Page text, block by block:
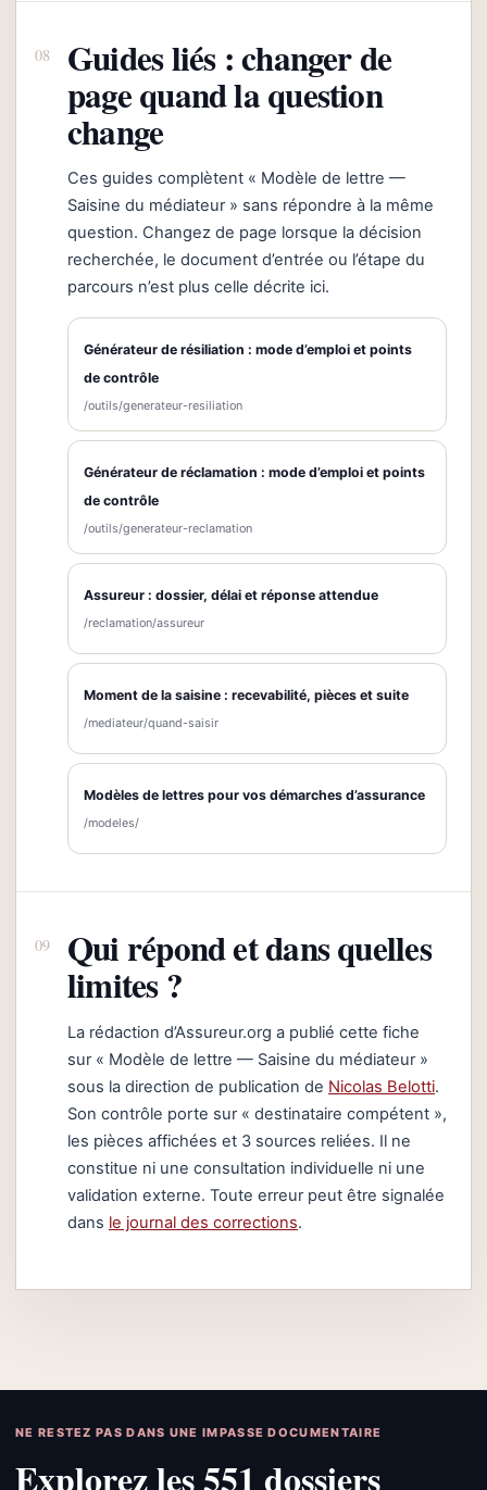
Guides liés : changer de
page quand la question
change
Ces guides complètent « Modèle de lettre —
Saisine du médiateur » sans répondre à la même
question. Changez de page lorsque la décision
recherchée, le document d’entrée ou l’étape du
parcours n’est plus celle décrite ici.
Générateur de résiliation : mode d’emploi et points
de contrôle
/outils/generateur-resiliation
Générateur de réclamation : mode d’emploi et points
de contrôle
/outils/generateur-reclamation
Assureur : dossier, délai et réponse attendue
/reclamation/assureur
Moment de la saisine : recevabilité, pièces et suite
/mediateur/quand-saisir
Modèles de lettres pour vos démarches d’assurance
/modeles/
Qui répond et dans quelles
limites ?
La rédaction d’Assureur.org a publié cette fiche
sur « Modèle de lettre — Saisine du médiateur »
sous la direction de publication de Nicolas Belotti.
Son contrôle porte sur « destinataire compétent »,
les pièces affichées et 3 sources reliées. Il ne
constitue ni une consultation individuelle ni une
validation externe. Toute erreur peut être signalée
dans le journal des corrections.
NE RESTEZ PAS DANS UNE IMPASSE DOCUMENTAIRE
Explorez les 551 dossiers